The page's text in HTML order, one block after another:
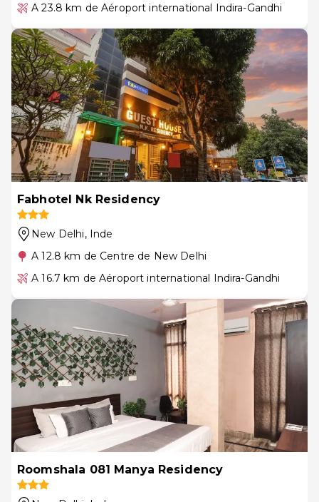
A 23.8 km de Aéroport international Indira-Gandhi
Fabhotel Nk Residency
New Delhi, Inde
A 12.8 km de Centre de New Delhi
A 16.7 km de Aéroport international Indira-Gandhi
Roomshala 081 Manya Residency